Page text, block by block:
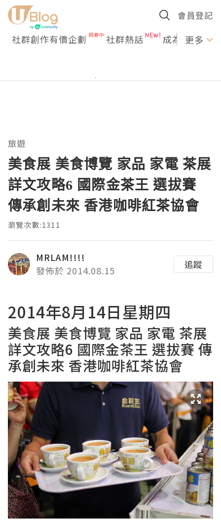
會員登記
社群創作有價企劃 社群熱話 成為U更多
旅遊
美食展 美食博覽 家品 家電 茶展
詳文攻略6 國際金茶王 選拔賽
傳承創未來 香港咖啡紅茶協會
瀏覽次數:1311
MRLAM!!!!
發佈於 2014.08.15
追蹤
2014年8月14日星期四
美食展 美食博覽 家品 家電 茶展
詳文攻略6 國際金茶王 選拔賽 傳
承創未來 香港咖啡紅茶協會